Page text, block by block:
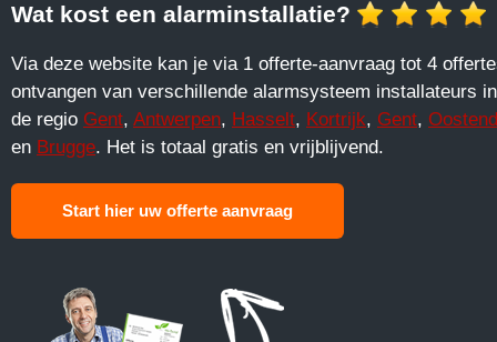
Wat kost een alarminstallatie?
Via deze website kan je via 1 offerte-aanvraag tot 4
ontvangen van verschillende alarmsysteem installateurs in
de regio Gent, Antwerpen, Hasselt, Kortrijk, Gent,
en Brugge. Het is totaal gratis en vrijblijvend.
Start hier uw offerte aanvraag